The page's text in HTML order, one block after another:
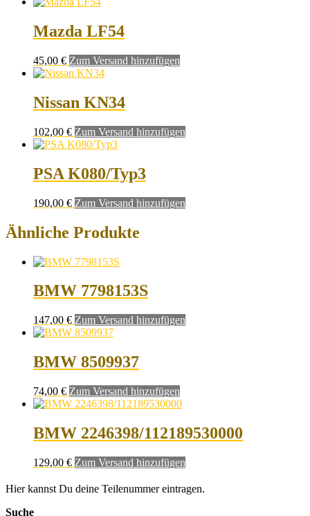
Mazda LF54
45,00 € Zum Versand hinzufügen
Nissan KN34
102,00 € Zum Versand hinzufügen
PSA K080/Typ3
190,00 € Zum Versand hinzufügen
Ähnliche Produkte
BMW 7798153S
147,00 € Zum Versand hinzufügen
BMW 8509937
74,00 € Zum Versand hinzufügen
BMW 2246398/112189530000
129,00 € Zum Versand hinzufügen
Hier kannst Du deine Teilenummer eintragen.
Suche